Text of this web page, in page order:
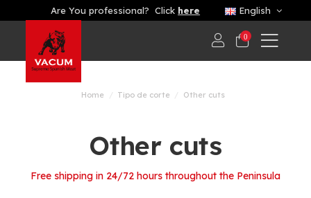
Are You professional? Click here English
0
Home Tipo de corte Other cuts
Other cuts
Free shipping in 24/72 hours throughout the Peninsula